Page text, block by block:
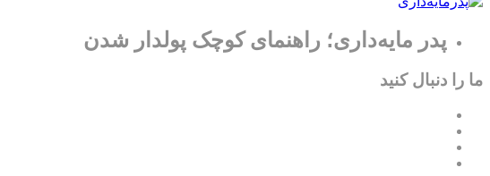
پدر مایه‌داری؛ راهنمای کوچک پولدار شدن
ما را دنبال کنید